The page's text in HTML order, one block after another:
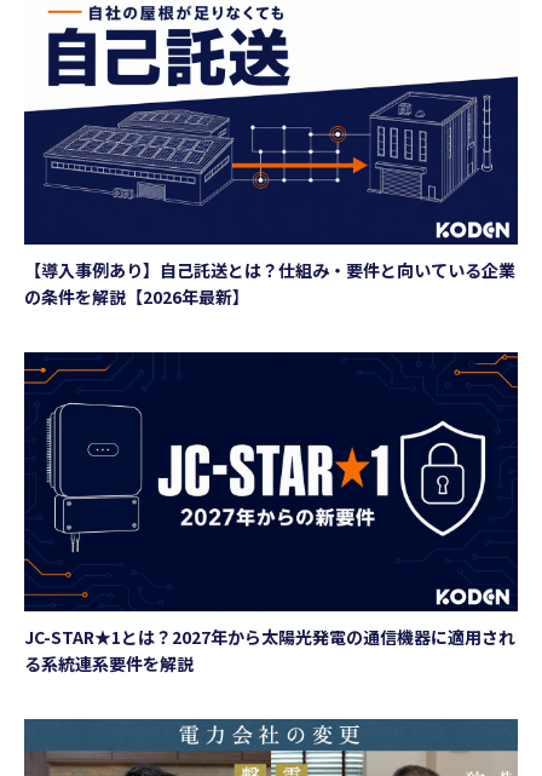
【導入事例あり】自己託送とは？仕組み・要件と向いている企業
の条件を解説【2026年最新】
JC-STAR★1とは？2027年から太陽光発電の通信機器に適用され
る系統連系要件を解説